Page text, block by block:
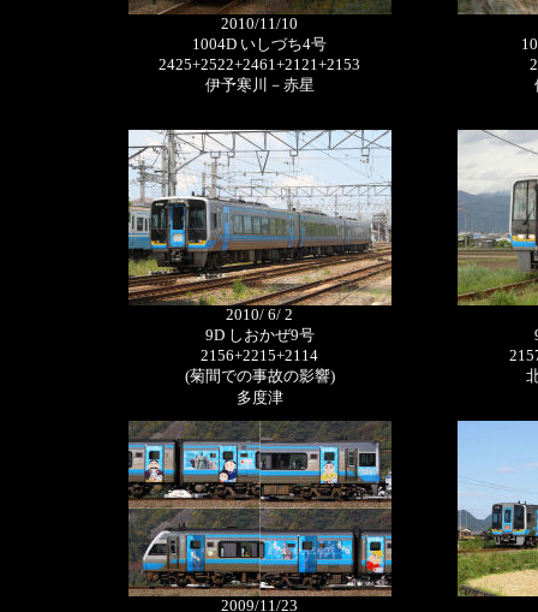
2010/11/10
1004D いしづち4号
2425+2522+2461+2121+2153
伊予寒川－赤星
2010/ 6/ 2
9D しおかぜ9号
2156+2215+2114
(菊間での事故の影響)
多度津
2009/11/23